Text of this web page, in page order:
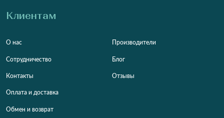
Клиентам
О нас
Сотрудничество
Контакты
Оплата и доставка
Обмен и возврат
Производители
Блог
Отзывы